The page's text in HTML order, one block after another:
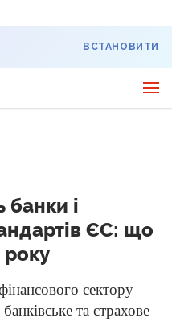
ВСТАНОВИТИ
банки і
ЄС: що
року
сектору
та страхове